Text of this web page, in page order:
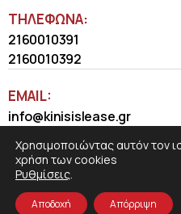
ΤΗΛΈΦΩΝΑ:
2160010391
2160010392
EMAIL:
info@kinisislease.gr
Χρησιμοποιώντας αυτόν τον
χρήση των cookies
Ρυθμίσεις.
Αποδοχή Απόρριψη